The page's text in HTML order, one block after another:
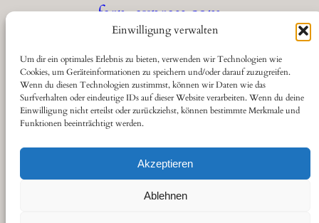
Einwilligung verwalten
Um dir ein optimales Erlebnis zu bieten, verwenden wir Technologien wie
Cookies, um Geräteinformationen zu speichern und/oder darauf zuzugreifen.
Wenn du diesen Technologien zustimmst, können wir Daten wie das
Surfverhalten oder eindeutige IDs auf dieser Website verarbeiten. Wenn du deine
Einwilligung nicht erteilst oder zurückziehst, können bestimmte Merkmale und
Funktionen beeinträchtigt werden.
Akzeptieren
Ablehnen
fern-express.com
Die Seite für Eisenbahnfreunde
Über
Kontakt
Datenschutz
Datenschutzerklärung
Haftungsausschluss
Impressum
Social